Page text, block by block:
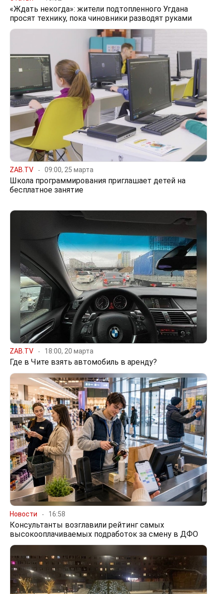
«Ждать некогда»: жители подтопленного Угдана
просят технику, пока чиновники разводят руками
ZAB.TV 09:00, 25 марта
Школа программирования приглашает детей на
бесплатное занятие
ZAB.TV 18:00, 20 марта
Где в Чите взять автомобиль в аренду?
Новости 16:58
Консультанты возглавили рейтинг самых
высокооплачиваемых подработок за смену в ДФО